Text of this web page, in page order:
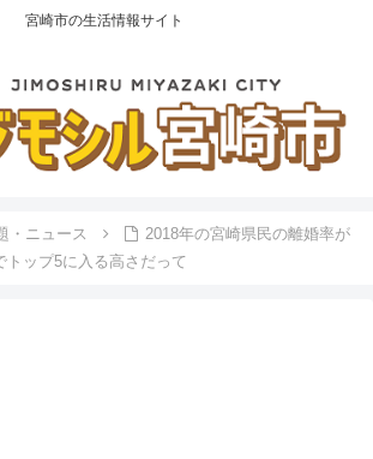
宮崎市の生活情報サイト
・ニュース
2018年の宮崎県民の離婚率が
トップ5に入る高さだって